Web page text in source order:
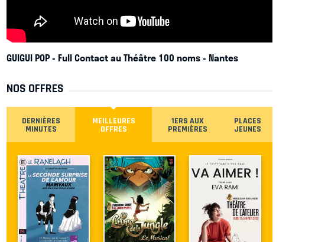
GUIGUI POP - Full Contact au Théâtre 100 noms- Nantes
NOS OFFRES
DERNIÈRES
MINUTES
MEILLEURES
OFFRES
1ERS AUX
PREMIÈRES
PLACES
JEUNES